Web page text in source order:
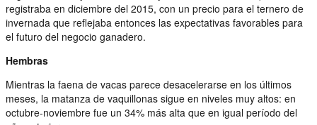
registraba en diciembre del 2015, con un precio para el ternero de
invernada que reflejaba entonces las expectativas favorables para
el futuro del negocio ganadero.
Hembras
Mientras la faena de vacas parece desacelerarse en los últimos
meses, la matanza de vaquillonas sigue en niveles muy altos: en
octubre-noviembre fue un 34% más alta que en igual período del